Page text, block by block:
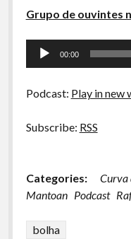
Grupo de ouvintes
Tocador
00:00
Podcast: Play in new
Subscribe: RSS
Categories: Curva
Mantoan Podcast
bolha